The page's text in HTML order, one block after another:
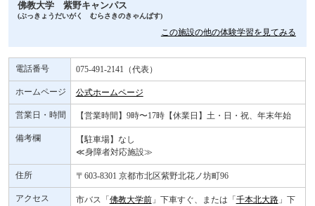
佛教大学 紫野キャンパス
(ぶっきょうだいがく むらさきのきゃんぱす)
この施設の他の体験学習を見てみる
電話番号 075-491-2141（代表）
ホームページ 公式ホームページ
営業日・時間 【営業時間】9時〜17時【休業日】土・日・祝、年末年始
備考欄
【駐車場】なし
≪身障者対応施設≫
住所 〒603-8301 京都市北区紫野北花ノ坊町96
アクセス 市バス「 佛教大学前」下車すぐ、または「 千本北大路」下